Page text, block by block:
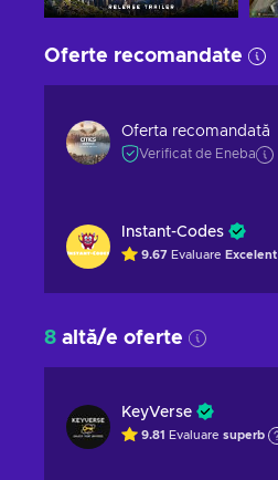
Oferte recomandate
Oferta recomandată
Verificat de Eneba
Instant-Codes
9.67 Evaluare Excelent
8 altă/e oferte
KeyVerse
9.81 Evaluare superb